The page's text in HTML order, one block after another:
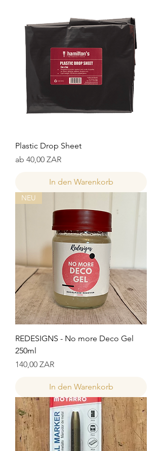
Plastic Drop Sheet
ab 40,00 ZAR
Sale-Preis
In den Warenkorb
NEU
REDESIGNS - No more Deco Gel
250ml
Preis
140,00 ZAR
In den Warenkorb